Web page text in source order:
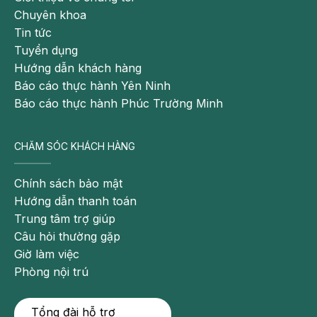
kể đến như cao huyết áp, đái tháo đường…
Người bị thừa cân, béo phì là đối tượng dễ mắc bệnh
Bệnh gút có chữa dứt điểm được không?
Thực tế hiện nay bệnh gút vẫn chưa có cách chữa
Chuyên khoa
Tin tức
Tuyển dụng
Hướng dẫn khách hàng
Báo cáo thực hành Yên Ninh
Báo cáo thực hành Phúc Trường Minh
CHĂM SÓC KHÁCH HÀNG
Chính sách bảo mật
Hướng dẫn thanh toán
Trung tâm trợ giúp
Câu hỏi thường gặp
Giờ làm việc
Phòng nội trú
Tổng đài hỗ trợ